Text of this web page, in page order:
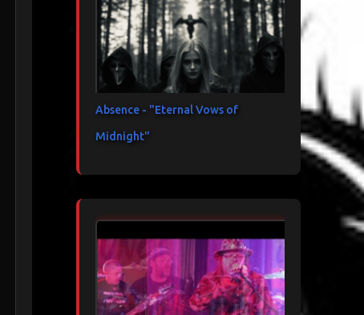
Absence - "Eternal Vows of
Midnight"